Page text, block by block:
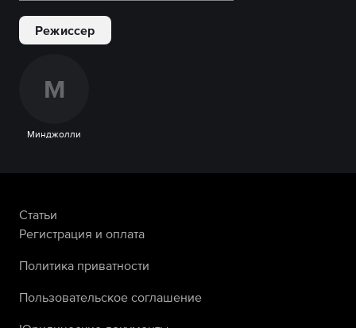
Режиссер
М
Минджолли
Статьи
Регистрация и оплата
Политика приватности
Пользовательское соглашение